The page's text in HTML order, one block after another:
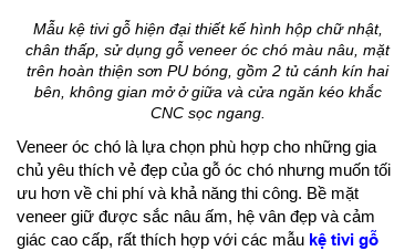
Mẫu kệ tivi gỗ hiện đại thiết kế hình hộp chữ nhật,
chân thấp, sử dụng gỗ veneer óc chó màu nâu, mặt
trên hoàn thiện sơn PU bóng, gồm 2 tủ cánh kín hai
bên, không gian mở ở giữa và cửa ngăn kéo khắc
CNC sọc ngang.
Veneer óc chó là lựa chọn phù hợp cho những gia
chủ yêu thích vẻ đẹp của gỗ óc chó nhưng muốn tối
ưu hơn về chi phí và khả năng thi công. Bề mặt
veneer giữ được sắc nâu ấm, hệ vân đẹp và cảm
giác cao cấp, rất thích hợp với các mẫu kệ tivi gỗ